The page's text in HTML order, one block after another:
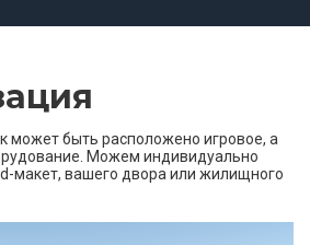
может быть расположено игровое, а
Можем индивидуально
макет, вашего двора или жилищного